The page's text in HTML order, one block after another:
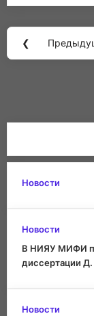
Навигация
❮
Previous
Новости
Новости
В НИЯУ МИФИ
диссертации
Новости